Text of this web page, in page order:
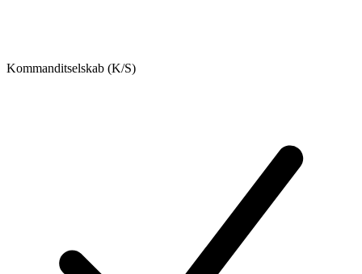
Kommanditselskab (K/S)